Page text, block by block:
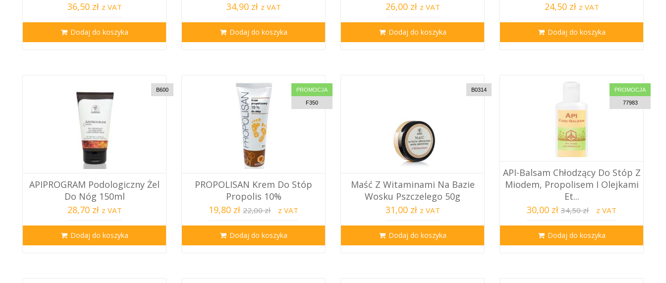
36,50 zł z VAT
Dodaj do koszyka
34,90 zł z VAT
Dodaj do koszyka
26,00 zł z VAT
Dodaj do koszyka
24,50 zł z VAT
Dodaj do koszyka
B600
APIPROGRAM Podologiczny Żel
Do Nóg 150ml
28,70 zł z VAT
Dodaj do koszyka
PROMOCJA
F350
PROPOLISAN Krem Do Stóp
Propolis 10%
19,80 zł 22,00 zł z VAT
Dodaj do koszyka
B0314
Maść Z Witaminami Na Bazie
Wosku Pszczelego 50g
31,00 zł z VAT
Dodaj do koszyka
PROMOCJA
77983
API-Balsam Chłodzący Do Stóp Z
Miodem, Propolisem I Olejkami
Et...
30,00 zł 34,50 zł z VAT
Dodaj do koszyka